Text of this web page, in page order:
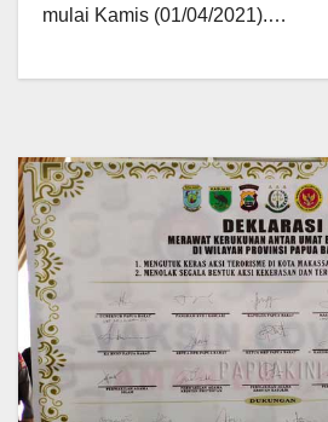
mulai Kamis (01/04/2021).…